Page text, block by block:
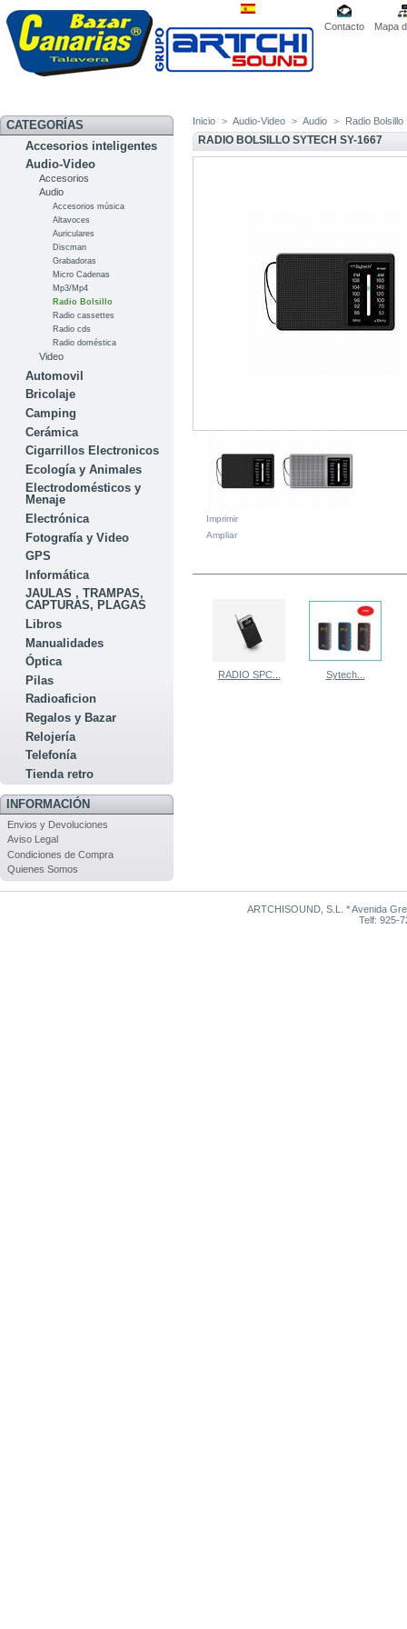
Contacto Mapa
CATEGORÍAS
Accesorios inteligentes
Audio-Video
Accesorios
Audio
Accesorios música
Altavoces
Auriculares
Discman
Grabadoras
Micro Cadenas
Mp3/Mp4
Radio Bolsillo
Radio cassettes
Radio cds
Radio doméstica
Video
Automovil
Bricolaje
Camping
Cerámica
Cigarrillos Electronicos
Ecología y Animales
Electrodomésticos y
Menaje
Electrónica
Fotografía y Video
GPS
Informática
JAULAS , TRAMPAS,
CAPTURAS, PLAGAS
Libros
Manualidades
Óptica
Pilas
Radioaficion
Regalos y Bazar
Relojería
Telefonía
Tienda retro
INFORMACIÓN
Envios y Devoluciones
Aviso Legal
Condiciones de Compra
Quienes Somos
Inicio > Audio-Video > Audio > Radio Bolsillo
RADIO BOLSILLO SYTECH SY-1667
Imprimir
Ampliar
RADIO SPC... Sytech...
ARTCHISOUND, S.L. * Avenida
Telf: 925-